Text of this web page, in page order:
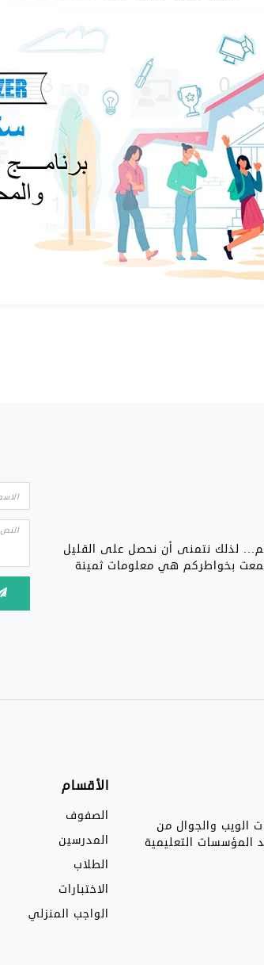
لذلك نتمنى أن نحصل على القليل
بخواطركم هي معلومات ثمينة
الويب والجوال من
المؤسسات التعليمية
الأقسام
الصفوف
المدرسين
الطلاب
الاختبارات
الواجب المنزلي